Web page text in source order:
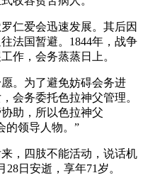
仁爱会迅速发展。其后因
法国暂避。1844年，战争
作，会务蒸蒸日上。
。为了避免妨碍会务进
会务委托色拉神父管理。
助，所以色拉神父
的领导人物。”
，四肢不能活动，说话机
日安逝，享年71岁。